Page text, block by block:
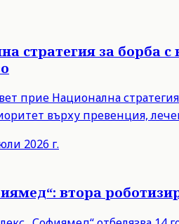
стратегия за борба
прие Национална
върху превенция,
2026 г.
втора